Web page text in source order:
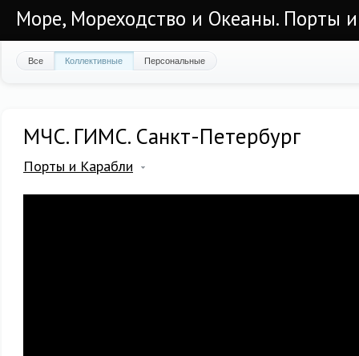
Море, Мореходство и Океаны. Порты
Все Коллективные Персональные
МЧС. ГИМС. Санкт-Петербург
Порты и Карабли